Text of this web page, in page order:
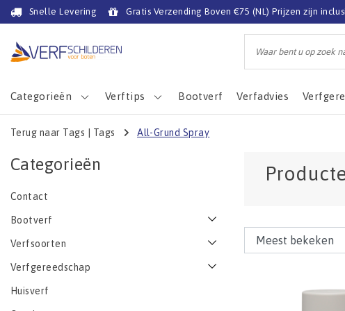
Snelle Levering Gratis Verzending Boven €75 (NL) Prijzen zijn
Categorieën Verftips Bootverf Verfadvies
Terug naar Tags Tags All-Grund Spray
Categorieën
Contact
Bootverf
Verfsoorten
Verfgereedschap
Huisverf